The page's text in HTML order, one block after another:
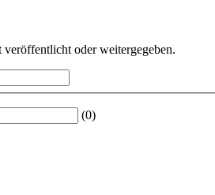
oder weitergegeben.
(0)